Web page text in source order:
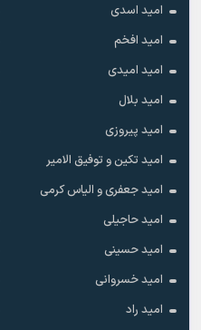
امید اسدی
امید افخم
امید امیدی
امید بلال
امید پیروزی
امید تکین و توفیق الامیر
امید جعفری و الیاس کرمی
امید حاجیلی
امید حسینی
امید خسروانی
امید راد